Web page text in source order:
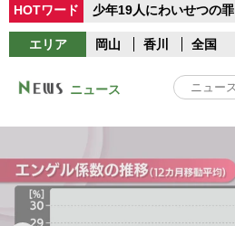
HOTワード 少年19人にわいせつの罪
エリア 岡山 香川 全国
ニュース